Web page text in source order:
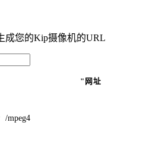
成您的Kip摄像机的URL
"网址
/mpeg4